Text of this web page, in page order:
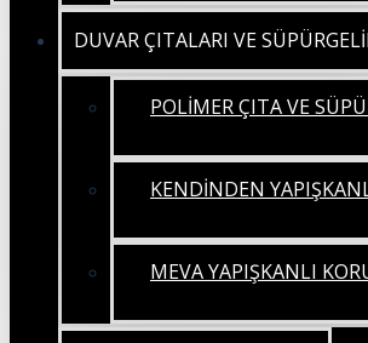
DUVAR ÇITALARI VE
POLİMER ÇITA VE
KENDİNDEN
MEVA YAPIŞKANLI